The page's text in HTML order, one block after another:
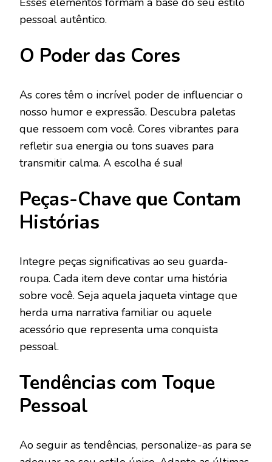
pessoal autêntico.
O Poder das Cores
As cores têm o incrível poder de influenciar o
nosso humor e expressão. Descubra paletas
que ressoem com você. Cores vibrantes para
refletir sua energia ou tons suaves para
transmitir calma. A escolha é sua!
Peças-Chave que Contam
Histórias
Integre peças significativas ao seu guarda-
roupa. Cada item deve contar uma história
sobre você. Seja aquela jaqueta vintage que
herda uma narrativa familiar ou aquele
acessório que representa uma conquista
pessoal.
Tendências com Toque
Pessoal
Ao seguir as tendências, personalize-as para se